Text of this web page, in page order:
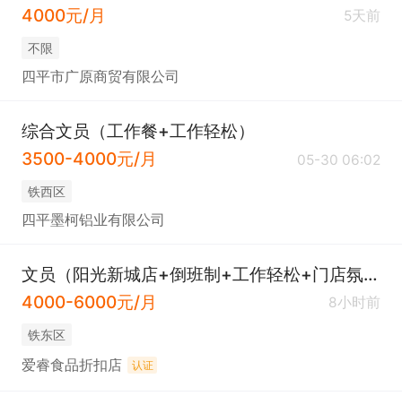
4000元/月
5天前
不限
四平市广原商贸有限公司
综合文员（工作餐+工作轻松）
3500-4000元/月
05-30 06:02
铁西区
四平墨柯铝业有限公司
文员（阳光新城店+倒班制+工作轻松+门店氛围好）
4000-6000元/月
8小时前
铁东区
爱睿食品折扣店 认证